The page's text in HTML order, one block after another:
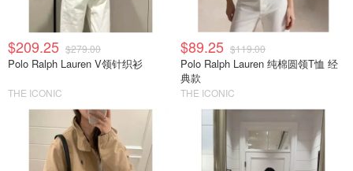
$209.25 $279.00
Polo Ralph Lauren V领针织衫
THE ICONIC
$89.25 $119.00
Polo Ralph Lauren 纯棉圆领T恤 经
典款
THE ICONIC